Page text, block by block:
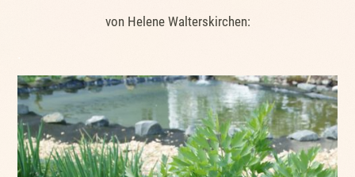
von Helene Walterskirchen: